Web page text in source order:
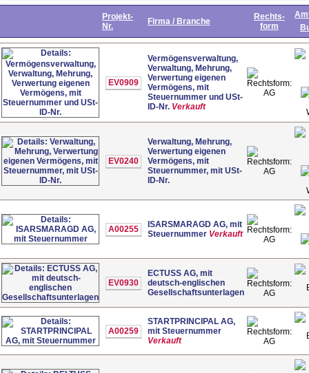
Projekt-
Nr.
Firma / Branche
Rechts-
form
EV0909
Vermögensverwaltung,
Verwaltung, Mehrung,
Verwertung eigenen
Vermögens, mit
Steuernummer und USt-
ID-Nr. Verkauft
AG
EV0240
Verwaltung, Mehrung,
Verwertung eigenen
Vermögens, mit
Steuernummer, mit USt-
ID-Nr.
AG
A00255
ISARSMARAGD AG, mit
Steuernummer Verkauft
AG
EV0930
ECTUSS AG, mit
deutsch-englischen
Gesellschaftsunterlagen
AG
A00259
STARTPRINCIPAL AG,
mit Steuernummer
Verkauft
AG